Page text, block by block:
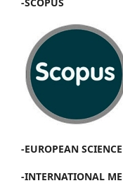
-SCOPUS
-EUROPEAN
-INTERNATIONAL